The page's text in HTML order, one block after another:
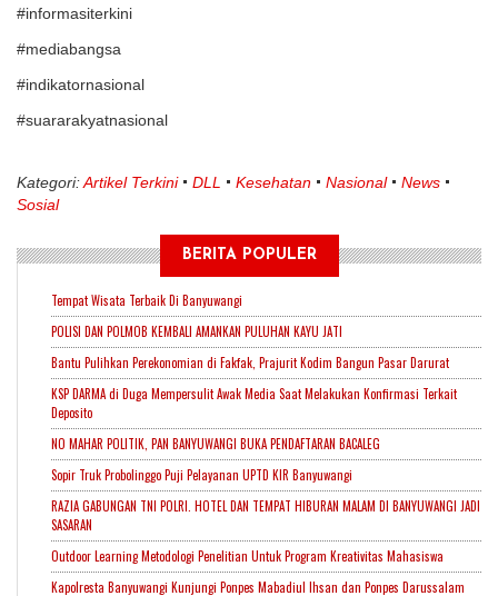
#informasiterkini
#mediabangsa
#indikatornasional
#suararakyatnasional
Kategori:Artikel Terkini DLL Kesehatan Nasional
News
Sosial
BERITA POPULER
Tempat Wisata Terbaik Di Banyuwangi
POLISI DAN POLMOB KEMBALI AMANKAN PULUHAN KAYU JATI
Bantu Pulihkan Perekonomian di Fakfak, Prajurit Kodim Bangun Pasar Darurat
KSP DARMA di Duga Mempersulit Awak Media Saat Melakukan Konfirmasi Terkait
Deposito
NO MAHAR POLITIK, PAN BANYUWANGI BUKA PENDAFTARAN BACALEG
Sopir Truk Probolinggo Puji Pelayanan UPTD KIR Banyuwangi
RAZIA GABUNGAN TNI POLRI. HOTEL DAN TEMPAT HIBURAN MALAM DI BANYUWANGI JADI
SASARAN
Outdoor Learning Metodologi Penelitian Untuk Program Kreativitas Mahasiswa
Kapolresta Banyuwangi Kunjungi Ponpes Mabadiul Ihsan dan Ponpes Darussalam